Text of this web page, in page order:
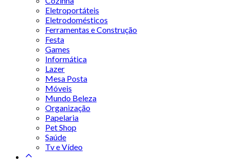
Eletroportáteis
Eletrodomésticos
Ferramentas e Construção
Festa
Games
Informática
Lazer
Mesa Posta
Móveis
Mundo Beleza
Organização
Papelaria
Pet Shop
Saúde
Tv e Vídeo